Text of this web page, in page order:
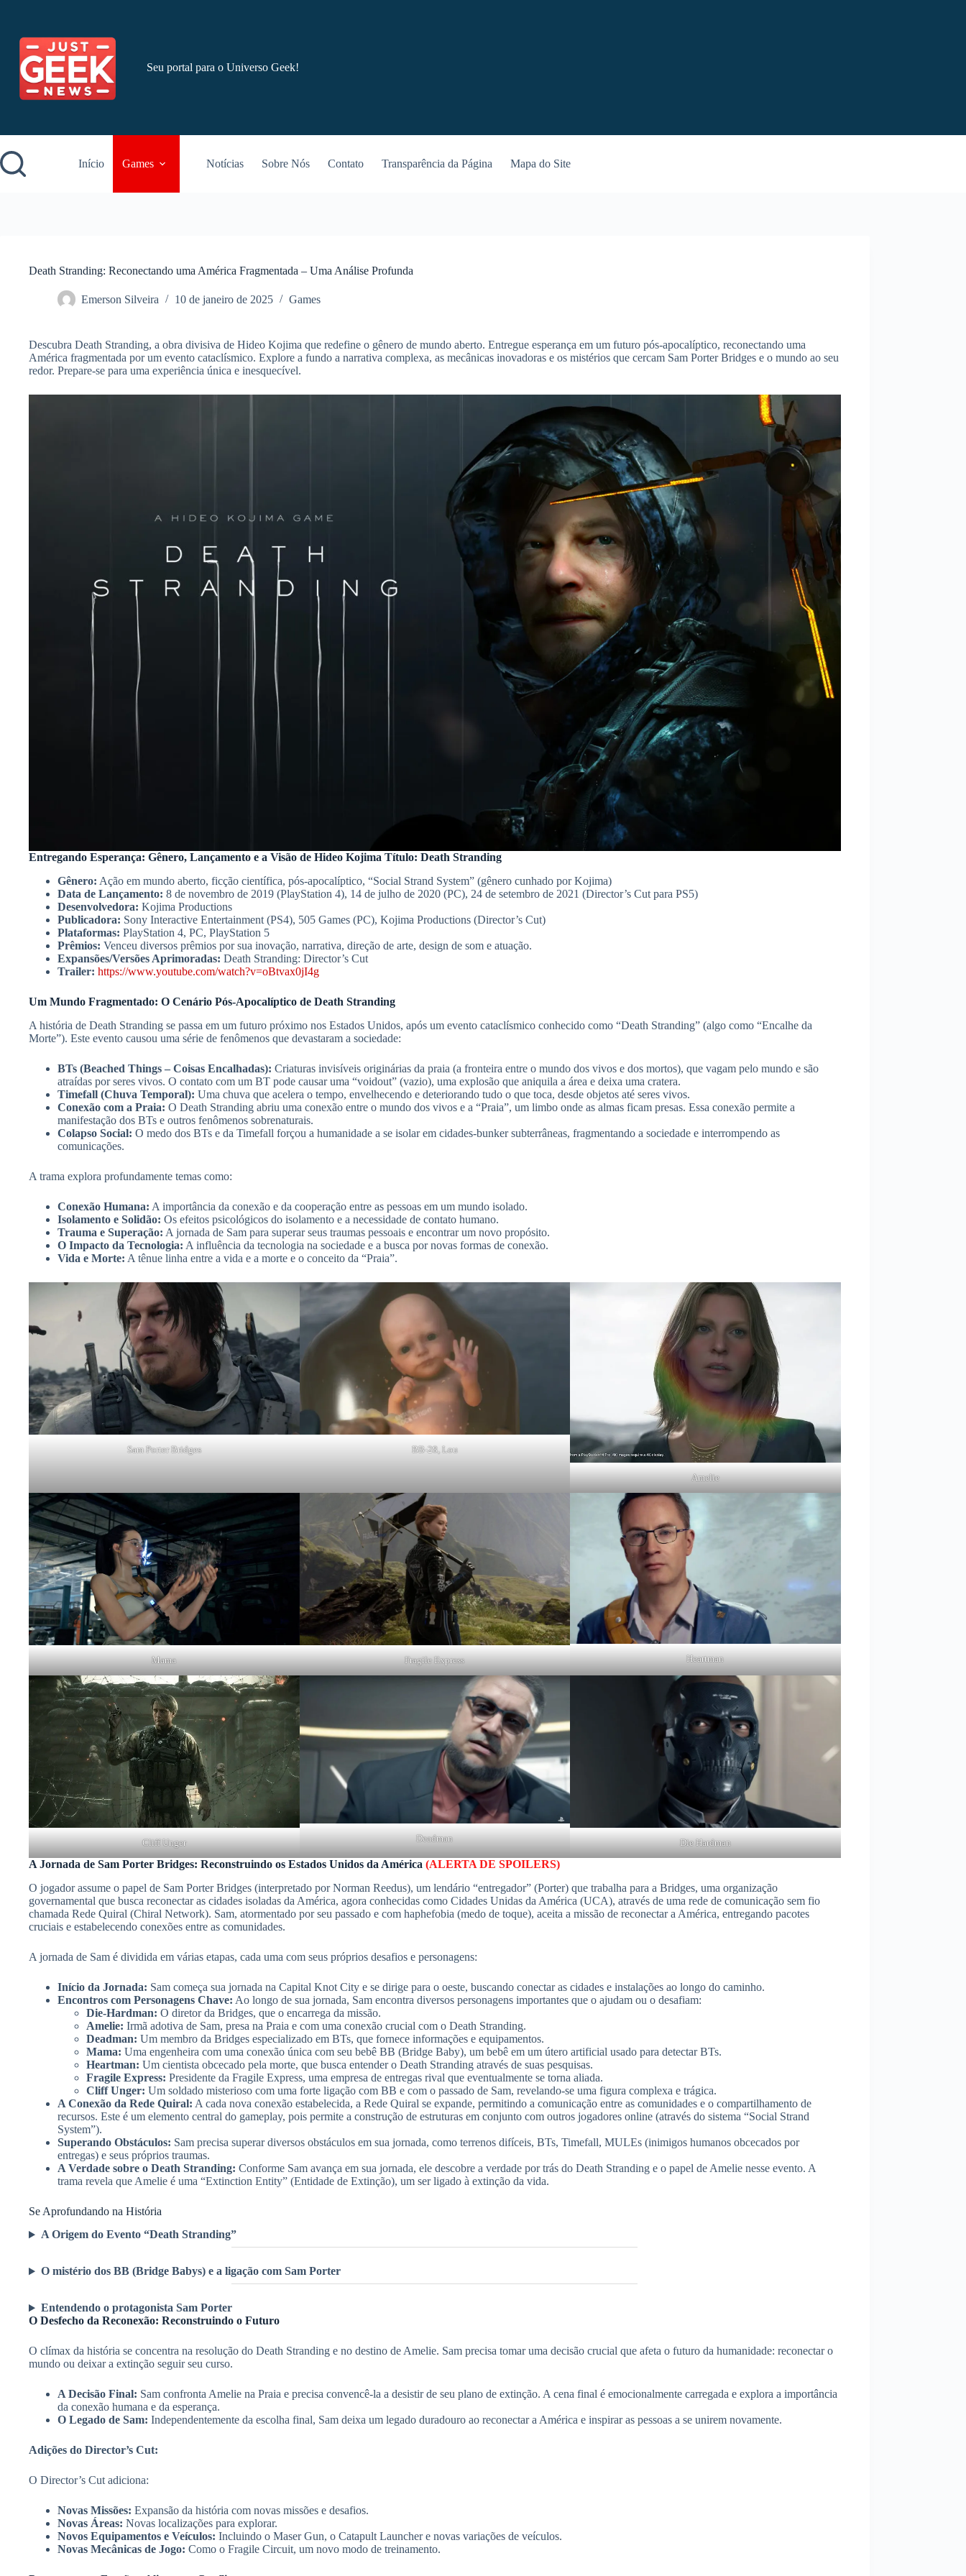
conteúdo
Seu portal para o Universo Geek!
Início Games Notícias Sobre Nós Contato Transparência da Página Mapa do Site
Death Stranding: Reconectando uma América Fragmentada – Uma Análise Profunda
Emerson Silveira 10 de janeiro de 2025 Games
Descubra Death Stranding, a obra divisiva de Hideo Kojima que redefine o gênero de mundo aberto. Entregue esperança em um futuro pós-apocalíptico, reconectando uma
América fragmentada por um evento cataclísmico. Explore a fundo a narrativa complexa, as mecânicas inovadoras e os mistérios que cercam Sam Porter Bridges e o mundo ao seu
redor. Prepare-se para uma experiência única e inesquecível.
Entregando Esperança: Gênero, Lançamento e a Visão de Hideo Kojima Título: Death Stranding
Gênero: Ação em mundo aberto, ficção científica, pós-apocalíptico, “Social Strand System” (gênero cunhado por Kojima)
Data de Lançamento: 8 de novembro de 2019 (PlayStation 4), 14 de julho de 2020 (PC), 24 de setembro de 2021 (Director’s Cut para PS5)
Desenvolvedora: Kojima Productions
Publicadora: Sony Interactive Entertainment (PS4), 505 Games (PC), Kojima Productions (Director’s Cut)
Plataformas: PlayStation 4, PC, PlayStation 5
Prêmios: Venceu diversos prêmios por sua inovação, narrativa, direção de arte, design de som e atuação.
Expansões/Versões Aprimoradas: Death Stranding: Director’s Cut
Trailer: https://www.youtube.com/watch?v=oBtvax0jI4g
Um Mundo Fragmentado: O Cenário Pós-Apocalíptico de Death Stranding
A história de Death Stranding se passa em um futuro próximo nos Estados Unidos, após um evento cataclísmico conhecido como “Death Stranding” (algo como “Encalhe da
Morte”). Este evento causou uma série de fenômenos que devastaram a sociedade:
BTs (Beached Things – Coisas Encalhadas): Criaturas invisíveis originárias da praia (a fronteira entre o mundo dos vivos e dos mortos), que vagam pelo mundo e são
atraídas por seres vivos. O contato com um BT pode causar uma “voidout” (vazio), uma explosão que aniquila a área e deixa uma cratera.
Timefall (Chuva Temporal): Uma chuva que acelera o tempo, envelhecendo e deteriorando tudo o que toca, desde objetos até seres vivos.
Conexão com a Praia: O Death Stranding abriu uma conexão entre o mundo dos vivos e a “Praia”, um limbo onde as almas ficam presas. Essa conexão permite a
manifestação dos BTs e outros fenômenos sobrenaturais.
Colapso Social: O medo dos BTs e da Timefall forçou a humanidade a se isolar em cidades-bunker subterrâneas, fragmentando a sociedade e interrompendo as
comunicações.
A trama explora profundamente temas como:
Conexão Humana: A importância da conexão e da cooperação entre as pessoas em um mundo isolado.
Isolamento e Solidão: Os efeitos psicológicos do isolamento e a necessidade de contato humano.
Trauma e Superação: A jornada de Sam para superar seus traumas pessoais e encontrar um novo propósito.
O Impacto da Tecnologia: A influência da tecnologia na sociedade e a busca por novas formas de conexão.
Vida e Morte: A tênue linha entre a vida e a morte e o conceito da “Praia”.
Sam Porter Bridges BB-28, Lou
Amelie
Mama Fragile Express Heartman
Cliff Unger Deadman Die Hardman
A Jornada de Sam Porter Bridges: Reconstruindo os Estados Unidos da América (ALERTA DE SPOILERS)
O jogador assume o papel de Sam Porter Bridges (interpretado por Norman Reedus), um lendário “entregador” (Porter) que trabalha para a Bridges, uma organização
governamental que busca reconectar as cidades isoladas da América, agora conhecidas como Cidades Unidas da América (UCA), através de uma rede de comunicação sem fio
chamada Rede Quiral (Chiral Network). Sam, atormentado por seu passado e com haphefobia (medo de toque), aceita a missão de reconectar a América, entregando pacotes
cruciais e estabelecendo conexões entre as comunidades.
A jornada de Sam é dividida em várias etapas, cada uma com seus próprios desafios e personagens:
Início da Jornada: Sam começa sua jornada na Capital Knot City e se dirige para o oeste, buscando conectar as cidades e instalações ao longo do caminho.
Encontros com Personagens Chave: Ao longo de sua jornada, Sam encontra diversos personagens importantes que o ajudam ou o desafiam:
Die-Hardman: O diretor da Bridges, que o encarrega da missão.
Amelie: Irmã adotiva de Sam, presa na Praia e com uma conexão crucial com o Death Stranding.
Deadman: Um membro da Bridges especializado em BTs, que fornece informações e equipamentos.
Mama: Uma engenheira com uma conexão única com seu bebê BB (Bridge Baby), um bebê em um útero artificial usado para detectar BTs.
Heartman: Um cientista obcecado pela morte, que busca entender o Death Stranding através de suas pesquisas.
Fragile Express: Presidente da Fragile Express, uma empresa de entregas rival que eventualmente se torna aliada.
Cliff Unger: Um soldado misterioso com uma forte ligação com BB e com o passado de Sam, revelando-se uma figura complexa e trágica.
A Conexão da Rede Quiral: A cada nova conexão estabelecida, a Rede Quiral se expande, permitindo a comunicação entre as comunidades e o compartilhamento de
recursos. Este é um elemento central do gameplay, pois permite a construção de estruturas em conjunto com outros jogadores online (através do sistema “Social Strand
System”).
Superando Obstáculos: Sam precisa superar diversos obstáculos em sua jornada, como terrenos difíceis, BTs, Timefall, MULEs (inimigos humanos obcecados por
entregas) e seus próprios traumas.
A Verdade sobre o Death Stranding: Conforme Sam avança em sua jornada, ele descobre a verdade por trás do Death Stranding e o papel de Amelie nesse evento. A
trama revela que Amelie é uma “Extinction Entity” (Entidade de Extinção), um ser ligado à extinção da vida.
Se Aprofundando na História
A Origem do Evento “Death Stranding”
O mistério dos BB (Bridge Babys) e a ligação com Sam Porter
Entendendo o protagonista Sam Porter
O Desfecho da Reconexão: Reconstruindo o Futuro
O clímax da história se concentra na resolução do Death Stranding e no destino de Amelie. Sam precisa tomar uma decisão crucial que afeta o futuro da humanidade: reconectar o
mundo ou deixar a extinção seguir seu curso.
A Decisão Final: Sam confronta Amelie na Praia e precisa convencê-la a desistir de seu plano de extinção. A cena final é emocionalmente carregada e explora a importância
da conexão humana e da esperança.
O Legado de Sam: Independentemente da escolha final, Sam deixa um legado duradouro ao reconectar a América e inspirar as pessoas a se unirem novamente.
Adições do Director’s Cut:
O Director’s Cut adiciona:
Novas Missões: Expansão da história com novas missões e desafios.
Novas Áreas: Novas localizações para explorar.
Novos Equipamentos e Veículos: Incluindo o Maser Gun, o Catapult Launcher e novas variações de veículos.
Novas Mecânicas de Jogo: Como o Fragile Circuit, um novo modo de treinamento.